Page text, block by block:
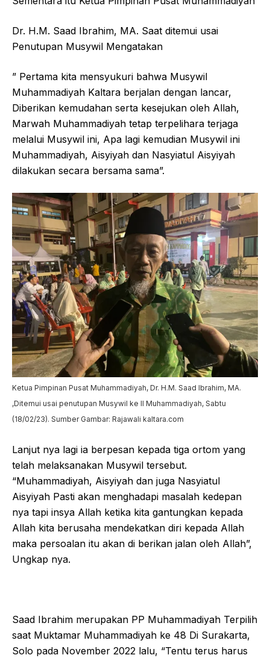
Dr. H.M. Saad Ibrahim, MA. Saat ditemui usai
Penutupan Musywil Mengatakan
” Pertama kita mensyukuri bahwa Musywil
Muhammadiyah Kaltara berjalan dengan lancar,
Diberikan kemudahan serta kesejukan oleh Allah,
Marwah Muhammadiyah tetap terpelihara terjaga
melalui Musywil ini, Apa lagi kemudian Musywil ini
Muhammadiyah, Aisyiyah dan Nasyiatul Aisyiyah
dilakukan secara bersama sama”.
Ketua Pimpinan Pusat Muhammadiyah, Dr. H.M. Saad Ibrahim, MA.
,Ditemui usai penutupan Musywil ke II Muhammadiyah, Sabtu
(18/02/23). Sumber Gambar: Rajawali kaltara.com
Lanjut nya lagi ia berpesan kepada tiga ortom yang
telah melaksanakan Musywil tersebut.
“Muhammadiyah, Aisyiyah dan juga Nasyiatul
Aisyiyah Pasti akan menghadapi masalah kedepan
nya tapi insya Allah ketika kita gantungkan kepada
Allah kita berusaha mendekatkan diri kepada Allah
maka persoalan itu akan di berikan jalan oleh Allah”,
Ungkap nya.
Saad Ibrahim merupakan PP Muhammadiyah Terpilih
saat Muktamar Muhammadiyah ke 48 Di Surakarta,
Solo pada November 2022 lalu, “Tentu terus harus